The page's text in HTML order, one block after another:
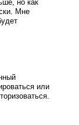
но как
Мне
или